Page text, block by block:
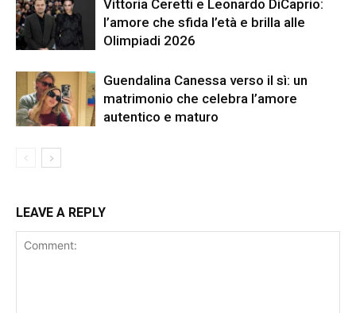
Vittoria Ceretti e Leonardo DiCaprio:
l’amore che sfida l’età e brilla alle
Olimpiadi 2026
Guendalina Canessa verso il sì: un
matrimonio che celebra l’amore
autentico e maturo
LEAVE A REPLY